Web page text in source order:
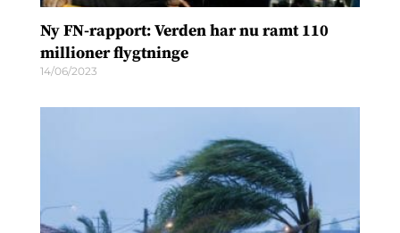
Ny FN-rapport: Verden har nu ramt 110
millioner flygtninge
14/06/2023